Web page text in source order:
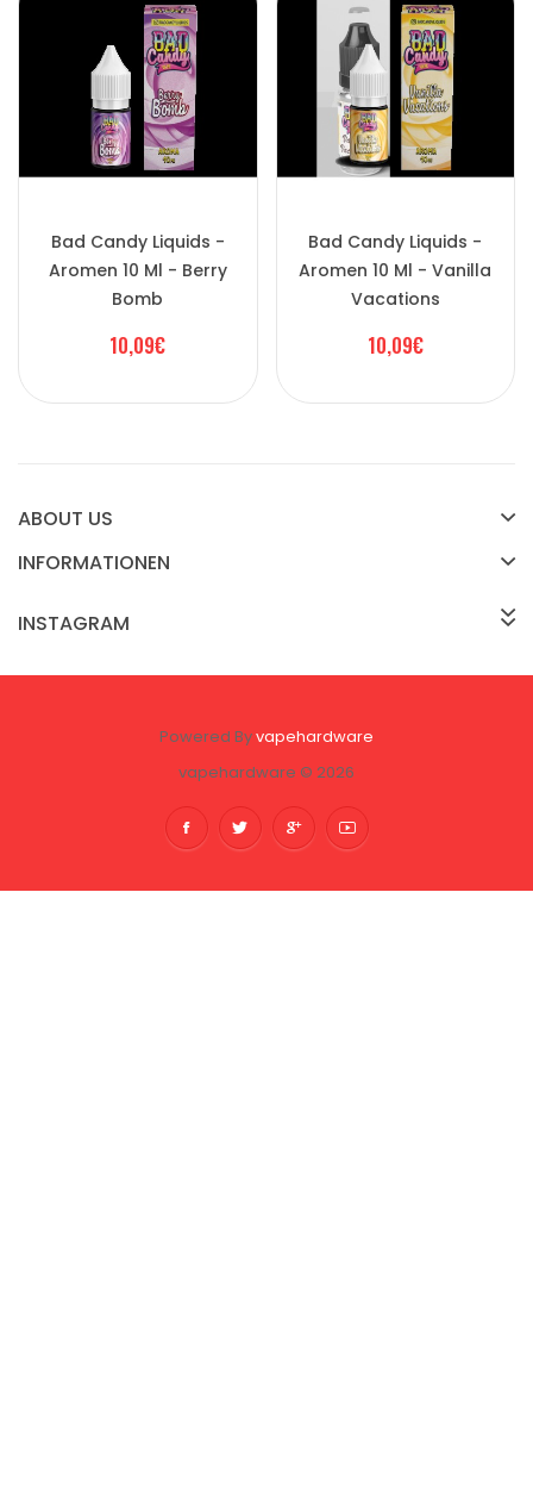
Bad Candy Liquids -
Aromen 10 Ml - Berry
Bomb
10,09€
Bad Candy Liquids -
Aromen 10 Ml - Vanilla
Vacations
10,09€
ABOUT US
INFORMATIONEN
INSTAGRAM
Powered Byvapehardware
vapehardware © 2026